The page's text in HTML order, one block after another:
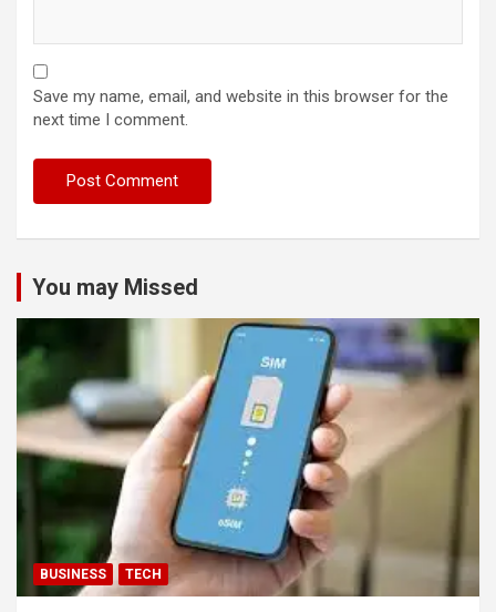
Save my name, email, and website in this browser for the
next time I comment.
You may Missed
BUSINESS TECH